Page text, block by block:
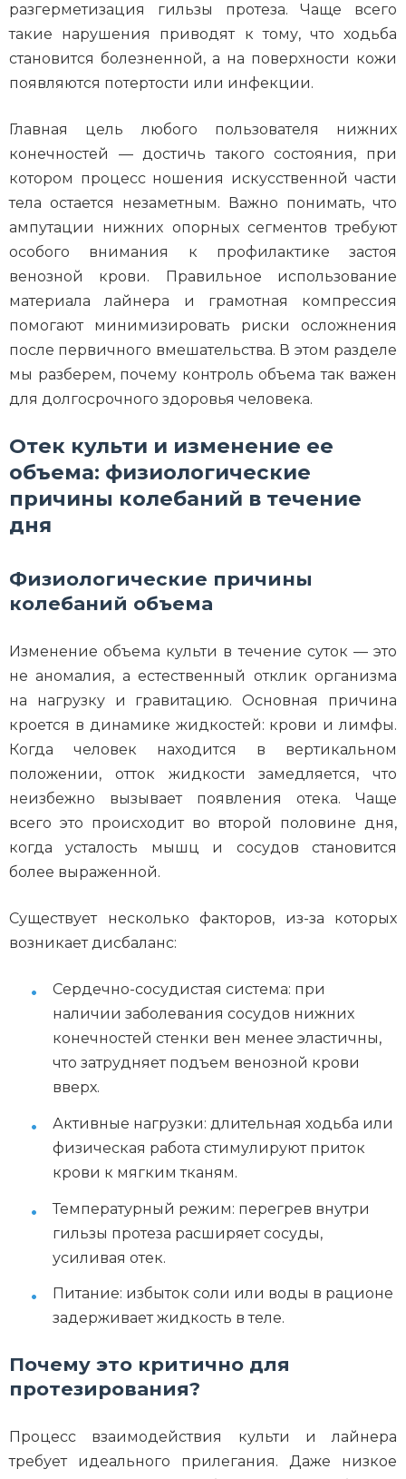
разгерметизация гильзы протеза. Чаще всего
такие нарушения приводят к тому, что ходьба
становится болезненной, а на поверхности кожи
появляются потертости или инфекции.
Главная цель любого пользователя нижних
конечностей — достичь такого состояния, при
котором процесс ношения искусственной части
тела остается незаметным. Важно понимать, что
ампутации нижних опорных сегментов требуют
особого внимания к профилактике застоя
венозной крови. Правильное использование
материала лайнера и грамотная компрессия
помогают минимизировать риски осложнения
после первичного вмешательства. В этом разделе
мы разберем, почему контроль объема так важен
для долгосрочного здоровья человека.
Отек культи и изменение ее
объема: физиологические
причины колебаний в течение
дня
Физиологические причины
колебаний объема
Изменение объема культи в течение суток — это
не аномалия, а естественный отклик организма
на нагрузку и гравитацию. Основная причина
кроется в динамике жидкостей: крови и лимфы.
Когда человек находится в вертикальном
положении, отток жидкости замедляется, что
неизбежно вызывает появления отека. Чаще
всего это происходит во второй половине дня,
когда усталость мышц и сосудов становится
более выраженной.
Существует несколько факторов, из-за которых
возникает дисбаланс:
Сердечно-сосудистая система: при
наличии заболевания сосудов нижних
конечностей стенки вен менее эластичны,
что затрудняет подъем венозной крови
вверх.
Активные нагрузки: длительная ходьба или
физическая работа стимулируют приток
крови к мягким тканям.
Температурный режим: перегрев внутри
гильзы протеза расширяет сосуды,
усиливая отек.
Питание: избыток соли или воды в рационе
задерживает жидкость в теле.
Почему это критично для
протезирования?
Процесс взаимодействия культи и лайнера
требует идеального прилегания. Даже низкое